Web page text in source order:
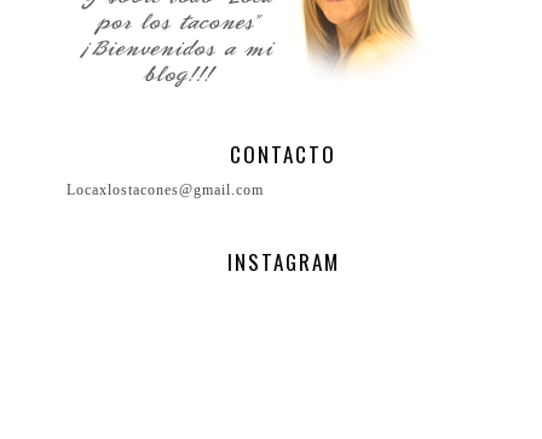
CONTACTO
Locaxlostacones@gmail.com
INSTAGRAM